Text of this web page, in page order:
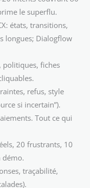
le superflu.
états, transitions,
longues; Dialogflow
politiques, fiches
refus, style
si incertain”).
Tout ce qui
20 frustrants, 10
démo.
traçabilité,